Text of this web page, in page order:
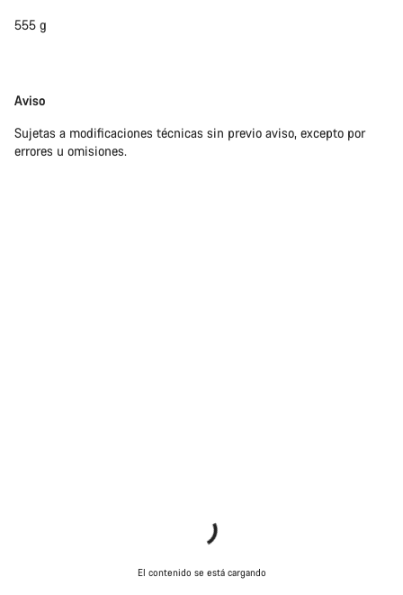
555 g
Exención
responsabilidades
Aviso
Sujetas a modificaciones técnicas sin previo aviso, excepto por
errores u omisiones.
El contenido se está cargando